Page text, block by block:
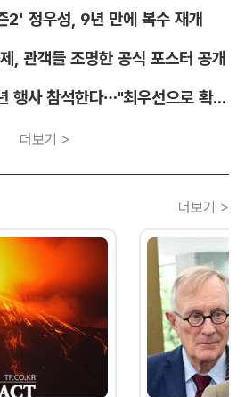
2' 정우성, 9년 만에 복수 재개
, 관객들 조명한 공식 포스터 공개
로제, 블랙핑크 10주년 행사 참석한다…"최우선으로 확정"
더보기 >
더보기 >